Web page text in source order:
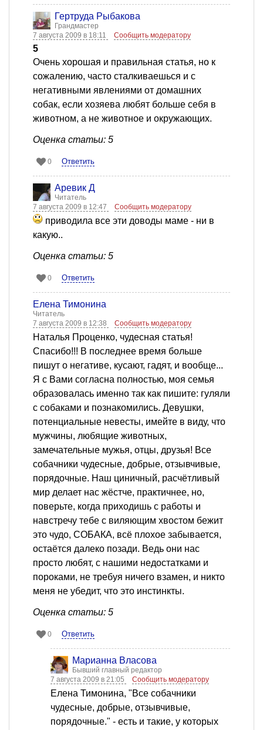
Гертруда Рыбакова
Грандмастер
7 августа 2009 в 18:11
Сообщить модератору
5
Очень хорошая и правильная статья, но к
сожалению, часто сталкиваешься и с
негативными явлениями от домашних
собак, если хозяева любят больше себя в
животном, а не животное и окружающих.
Оценка статьи: 5
0 Ответить
Аревик Д
Читатель
7 августа 2009 в 12:47
Сообщить модератору
приводила все эти доводы маме - ни в
какую..
Оценка статьи: 5
0 Ответить
Елена Тимонина
Читатель
7 августа 2009 в 12:38
Сообщить модератору
Наталья Проценко, чудесная статья!
Спасибо!!! В последнее время больше
пишут о негативе, кусают, гадят, и вообще...
Я с Вами согласна полностью, моя семья
образовалась именно так как пишите: гуляли
с собаками и познакомились. Девушки,
потенциальные невесты, имейте в виду, что
мужчины, любящие животных,
замечательные мужья, отцы, друзья! Все
собачники чудесные, добрые, отзывчивые,
порядочные. Наш циничный, расчётливый
мир делает нас жёстче, практичнее, но,
поверьте, когда приходишь с работы и
навстречу тебе с виляющим хвостом бежит
это чудо, СОБАКА, всё плохое забывается,
остаётся далеко позади. Ведь они нас
просто любят, с нашими недостатками и
пороками, не требуя ничего взамен, и никто
меня не убедит, что это инстинкты.
Оценка статьи: 5
0 Ответить
Марианна Власова
Бывший главный редактор
7 августа 2009 в 21:05
Сообщить модератору
Елена Тимонина, "Все собачники
чудесные, добрые, отзывчивые,
порядочные." - есть и такие, у которых